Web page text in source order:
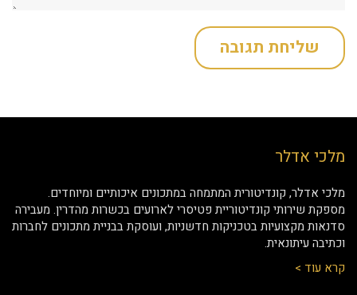
מלכי אדלר
מלכי אדלר, קונדיטורית המתמחה במתכונים איכותיים ומיוחדים.
מספקת שירותי קונדיטוריית פטיסרי לארועים בכשרות מהדרין. מעבירה
סדנאות מקצועיות בטכניקות חדשניות, ועוסקת בבניית מתכונים לחברות
וכתיבה עיתונאית.
קרא עוד >